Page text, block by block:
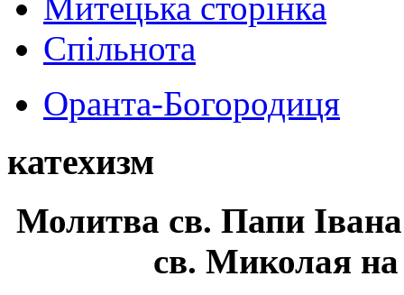
Митецька сторінка
Спільнота
Оранта-Богородиця
катехизм
Молитва св. Папи
св. Миколая на